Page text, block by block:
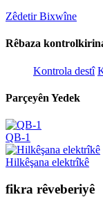
Zêdetir Bixwîne
Rêbaza
Kontrola destî
Parçeyên Yedek
QB-1
Hilkêşana elektrîkê
fikra rêveberiyê